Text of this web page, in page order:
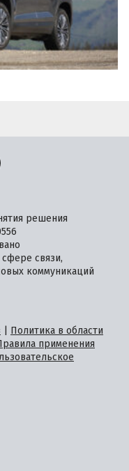
решения
связи,
коммуникаций
Политика в области
применения